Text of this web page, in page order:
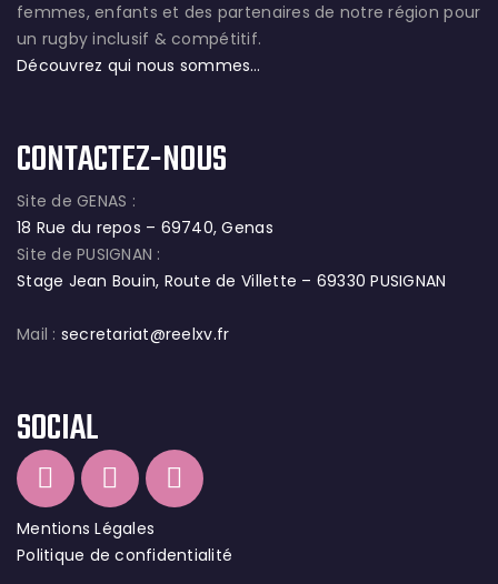
femmes, enfants et des partenaires de notre région pour
un rugby inclusif & compétitif.
Découvrez qui nous sommes…
CONTACTEZ-NOUS
Site de GENAS :
18 Rue du repos – 69740, Genas
Site de PUSIGNAN :
Stage Jean Bouin, Route de Villette – 69330 PUSIGNAN
Mail : secretariat@reelxv.fr
SOCIAL
Mentions Légales
Politique de confidentialité